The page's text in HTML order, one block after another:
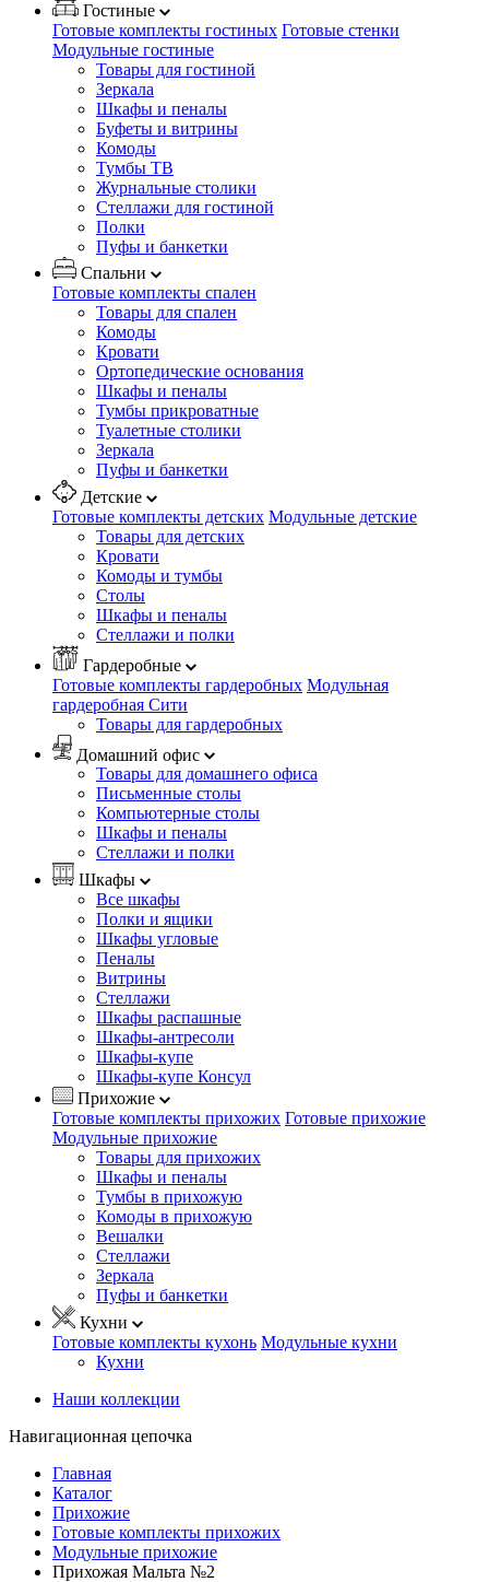
Гостиные
Готовые комплекты гостиных Готовые стенки
Модульные гостиные
Товары для гостиной
Зеркала
Шкафы и пеналы
Буфеты и витрины
Комоды
Тумбы ТВ
Журнальные столики
Стеллажи для гостиной
Полки
Пуфы и банкетки
Спальни
Готовые комплекты спален
Товары для спален
Комоды
Кровати
Ортопедические основания
Шкафы и пеналы
Тумбы прикроватные
Туалетные столики
Зеркала
Пуфы и банкетки
Детские
Готовые комплекты детских Модульные детские
Товары для детских
Кровати
Комоды и тумбы
Столы
Шкафы и пеналы
Стеллажи и полки
Гардеробные
Готовые комплекты гардеробных Модульная
гардеробная Сити
Товары для гардеробных
Домашний офис
Товары для домашнего офиса
Письменные столы
Компьютерные столы
Шкафы и пеналы
Стеллажи и полки
Шкафы
Все шкафы
Полки и ящики
Шкафы угловые
Пеналы
Витрины
Стеллажи
Шкафы распашные
Шкафы-антресоли
Шкафы-купе
Шкафы-купе Консул
Прихожие
Готовые комплекты прихожих Готовые прихожие
Модульные прихожие
Товары для прихожих
Шкафы и пеналы
Тумбы в прихожую
Комоды в прихожую
Вешалки
Стеллажи
Зеркала
Пуфы и банкетки
Кухни
Готовые комплекты кухонь Модульные кухни
Кухни
Наши коллекции
Навигационная цепочка
Главная
Каталог
Прихожие
Готовые комплекты прихожих
Модульные прихожие
Прихожая Мальта №2